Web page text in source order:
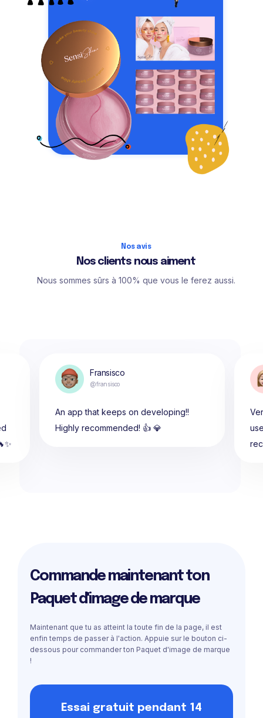
Nos avis
Nos clients nous aiment
Nous sommes sûrs à 100% que vous le ferez aussi.
Fransisco
@fransisco
An app that keeps on developing!!
Highly recommended! 👍 💎
Commande maintenant ton
Paquet d'image de marque
Maintenant que tu as atteint la toute fin de la page, il est
enfin temps de passer à l'action. Appuie sur le bouton ci-
dessous pour commander ton Paquet d'image de marque
!
Essai gratuit pendant 14